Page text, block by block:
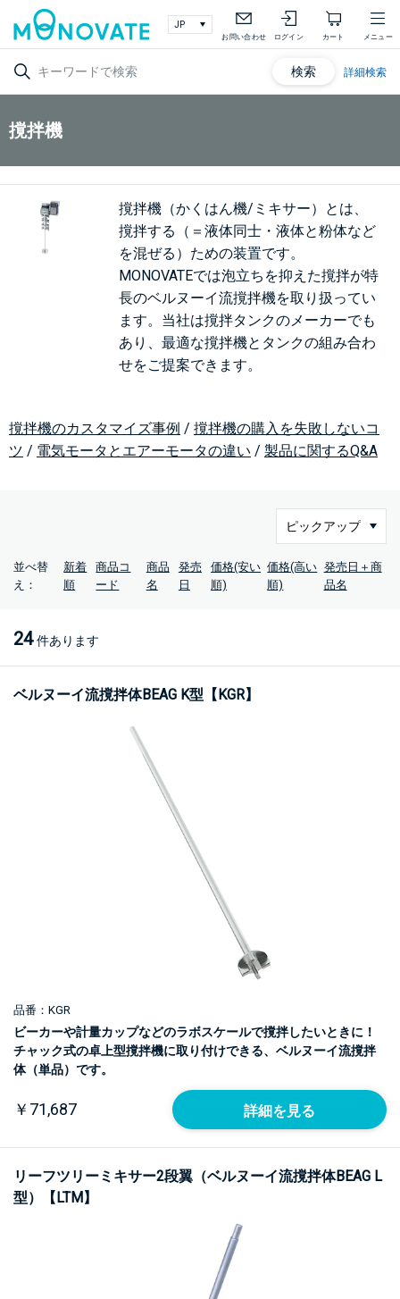
お問い合わせ ログイン カート メニュー
検索 詳細検索
撹拌機
撹拌機（かくはん機/ミキサー）とは、
撹拌する（＝液体同士・液体と粉体など
を混ぜる）ための装置です。
MONOVATEでは泡立ちを抑えた撹拌が特
長のベルヌーイ流撹拌機を取り扱ってい
ます。当社は撹拌タンクのメーカーでも
あり、最適な撹拌機とタンクの組み合わ
せをご提案できます。
撹拌機のカスタマイズ事例 / 撹拌機の購入を失敗しないコ
ツ / 電気モータとエアーモータの違い / 製品に関するQ&A
並べ替
え：
新着
順
商品コ
ード
商品
名
発売
日
価格(安い
順)
価格(高い
順)
発売日＋商
品名
24 件あります
ベルヌーイ流撹拌体BEAG K型【KGR】
品番：KGR
ビーカーや計量カップなどのラボスケールで撹拌したいときに！
チャック式の卓上型撹拌機に取り付けできる、ベルヌーイ流撹拌
体（単品）です。
￥71,687 詳細を見る
リーフツリーミキサー2段翼（ベルヌーイ流撹拌体BEAG L
型）【LTM】